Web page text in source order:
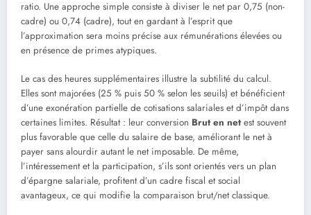
ratio. Une approche simple consiste à diviser le net par 0,75 (non-
cadre) ou 0,74 (cadre), tout en gardant à l’esprit que
l’approximation sera moins précise aux rémunérations élevées ou
en présence de primes atypiques.
Le cas des heures supplémentaires illustre la subtilité du calcul.
Elles sont majorées (25 % puis 50 % selon les seuils) et bénéficient
d’une exonération partielle de cotisations salariales et d’impôt dans
certaines limites. Résultat : leur conversion Brut en netest souvent
plus favorable que celle du salaire de base, améliorant le net à
payer sans alourdir autant le net imposable. De même,
l’intéressement et la participation, s’ils sont orientés vers un plan
d’épargne salariale, profitent d’un cadre fiscal et social
avantageux, ce qui modifie la comparaison brut/net classique.